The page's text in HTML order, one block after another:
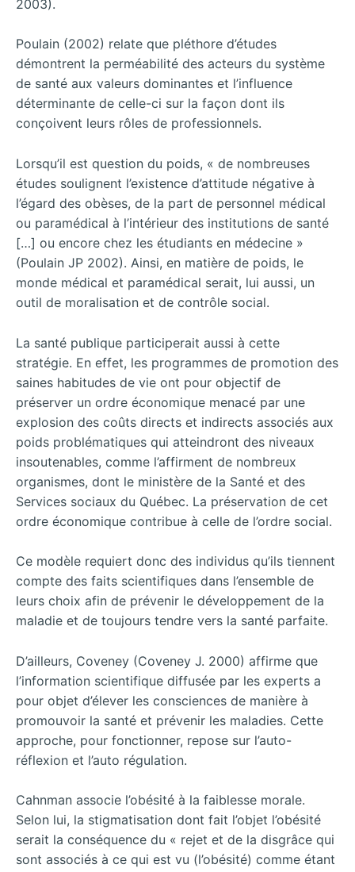
2003).
Poulain (2002) relate que pléthore d’études
démontrent la perméabilité des acteurs du système
de santé aux valeurs dominantes et l’influence
déterminante de celle-ci sur la façon dont ils
conçoivent leurs rôles de professionnels.
Lorsqu’il est question du poids, « de nombreuses
études soulignent l’existence d’attitude négative à
l’égard des obèses, de la part de personnel médical
ou paramédical à l’intérieur des institutions de santé
[…] ou encore chez les étudiants en médecine »
(Poulain JP 2002). Ainsi, en matière de poids, le
monde médical et paramédical serait, lui aussi, un
outil de moralisation et de contrôle social.
La santé publique participerait aussi à cette
stratégie. En effet, les programmes de promotion des
saines habitudes de vie ont pour objectif de
préserver un ordre économique menacé par une
explosion des coûts directs et indirects associés aux
poids problématiques qui atteindront des niveaux
insoutenables, comme l’affirment de nombreux
organismes, dont le ministère de la Santé et des
Services sociaux du Québec. La préservation de cet
ordre économique contribue à celle de l’ordre social.
Ce modèle requiert donc des individus qu’ils tiennent
compte des faits scientifiques dans l’ensemble de
leurs choix afin de prévenir le développement de la
maladie et de toujours tendre vers la santé parfaite.
D’ailleurs, Coveney (Coveney J. 2000) affirme que
l’information scientifique diffusée par les experts a
pour objet d’élever les consciences de manière à
promouvoir la santé et prévenir les maladies. Cette
approche, pour fonctionner, repose sur l’auto-
réflexion et l’auto régulation.
Cahnman associe l’obésité à la faiblesse morale.
Selon lui, la stigmatisation dont fait l’objet l’obésité
serait la conséquence du « rejet et de la disgrâce qui
sont associés à ce qui est vu (l’obésité) comme étant